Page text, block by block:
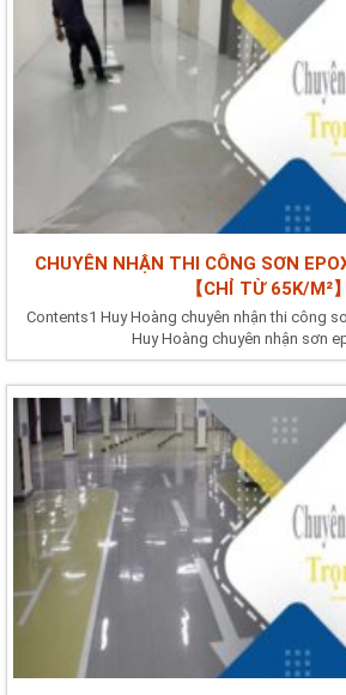
CHUYÊN NHẬN THI CÔNG SƠN
【CHỈ TỪ 65K/M²】
Contents1 Huy Hoàng chuyên nhận thi công
Huy Hoàng chuyên nhận sơn